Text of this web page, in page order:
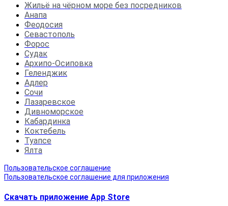
Жильё на чёрном море без посредников
Анапа
Феодосия
Севастополь
Форос
Судак
Архипо-Осиповка
Геленджик
Адлер
Сочи
Лазаревское
Дивноморское
Кабардинка
Коктебель
Туапсе
Ялта
Пользовательское соглашение
Пользовательское соглашение для приложения
Скачать приложение App Store